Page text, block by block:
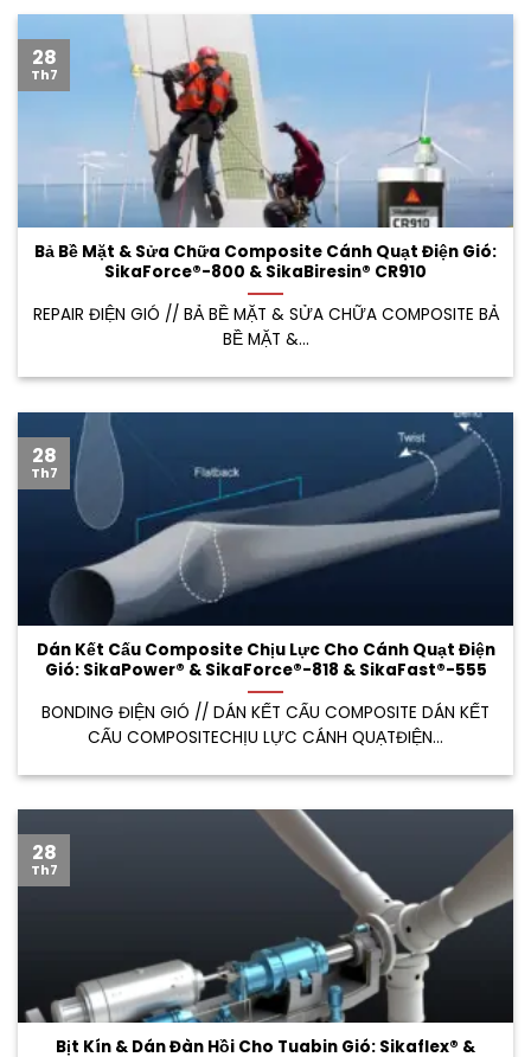
Bả Bề Mặt & Sửa Chữa Composite Cánh Quạt Điện Gió:
SikaForce®-800 & SikaBiresin® CR910
REPAIR ĐIỆN GIÓ // BẢ BỀ MẶT & SỬA CHỮA COMPOSITE BẢ
BỀ MẶT &...
28
Th7
Dán Kết Cấu Composite Chịu Lực Cho Cánh Quạt Điện
Gió: SikaPower® & SikaForce®-818 & SikaFast®-555
BONDING ĐIỆN GIÓ // DÁN KẾT CẤU COMPOSITE DÁN KẾT
CẤU COMPOSITECHỊU LỰC CÁNH QUẠTĐIỆN...
28
Th7
Bịt Kín & Dán Đàn Hồi Cho Tuabin Gió: Sikaflex® &
28
Th7